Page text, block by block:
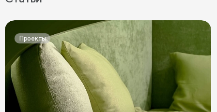
Прикроватные тумбы в современном стиле
Узкие прикроватные тумбы
Темные прикроватные тумбы
Зеленые прикроватные тумбы
Синие прикроватные тумбы
Проекты